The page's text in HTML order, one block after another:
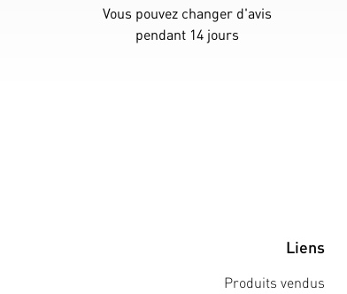
Vous pouvez changer d'avis
pendant 14 jours
Liens
Produits vendus